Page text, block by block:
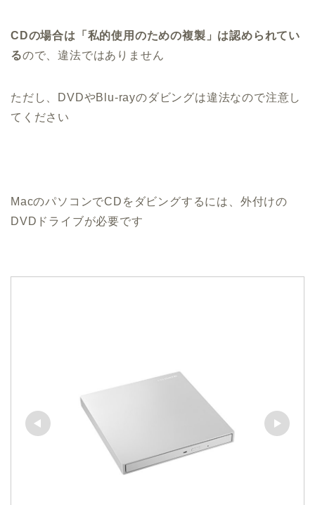
CDの場合は「私的使用のための複製」は認められてい
るので、違法ではありません
ただし、DVDやBlu-rayのダビングは違法なので注意し
てください
MacのパソコンでCDをダビングするには、外付けの
DVDドライブが必要です